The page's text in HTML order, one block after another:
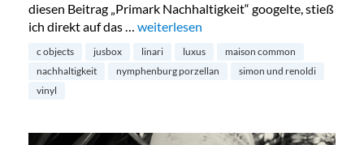
diesen Beitrag „Primark Nachhaltigkeit“ googelte, stieß
ich direkt auf das … „Nachhaltigkeit und Luxus – ein
weiterlesen
c objects jusbox linari luxus
maison common
nachhaltigkeit
nymphenburg porzellan
simon und renoldi
vinyl